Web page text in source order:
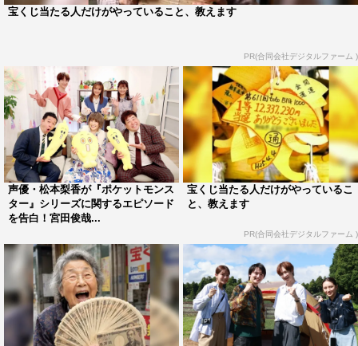
気持ちになってくれたらすてきだと思うのでぜひ毎週見て
岡田：ゲストさんも私たちも楽しくホームパーティーをし
ているので見ている皆さんも「私もホームパーティー次こ
れにしよ！」などテレビの向こう側だけど情報共有できる
ような番組にしたいなと思っているのでゆる～く見ていた
だけたらと思います。
番組情報
『「ひるパ！」～土曜はゆるっとホームパーティー～』
テレビ東京
2022年10月1日（土）スタート
毎週土曜 午前11時3分～正午
出演者：宮田俊哉（Kis-My-Ft2）、岡田結実
宝くじ当たる人だけがやっていること、教えます
PR(合同会社デジタルファーム )
声優・松本梨香が『ポケットモンス
ター』シリーズに関するエピソード
を告白！宮田俊哉...
宝くじ当たる人だけがやっているこ
と、教えます
PR(合同会社デジタルファーム )